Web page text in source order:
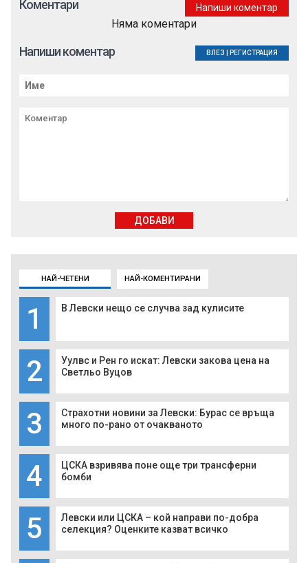
НАЙ-ЧЕТЕНИ НАЙ-КОМЕНТИРАНИ
1 В Левски нещо се случва зад кулисите
2
Уулвс и Рен го искат: Левски закова цена на
Светльо Вуцов
3
Страхотни новини за Левски: Бурас се връща
много по-рано от очакваното
4
ЦСКА взривява поне още три трансферни
бомби
5
Левски или ЦСКА – кой направи по-добра
селекция? Оценките казват всичко
Коментари Напиши коментар
Няма коментари
Напиши коментар ВЛЕЗ РЕГИСТРАЦИЯ
ДОБАВИ